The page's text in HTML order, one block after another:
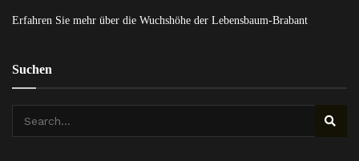
Erfahren Sie mehr über die Wuchshöhe der Lebensbaum-Brabant
Suchen